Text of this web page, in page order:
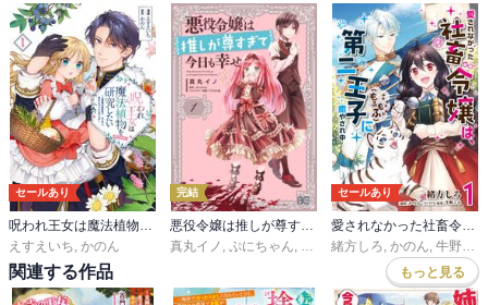
セールあり
えすえいち かのん
完結
真丸イノ ぷにちゃん すがはら竜
セールあり
緒方しろ かのん 牛野こも
関連する作品 もっと見る